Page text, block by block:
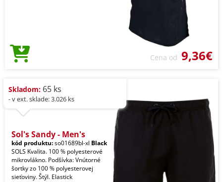
Cena od 9,36€
Skladom: 65 ks
- v ext. sklade: 3.026 ks
Sol's Sandy - Men's
kód produktu:so01689bl-xl Black
SOLS Kvalita. 100 % polyesterové
mikrovlákno. Podšívka: Vnútorné
šortky zo 100 % polyesterovej
sieťoviny. Štýl. Elastick